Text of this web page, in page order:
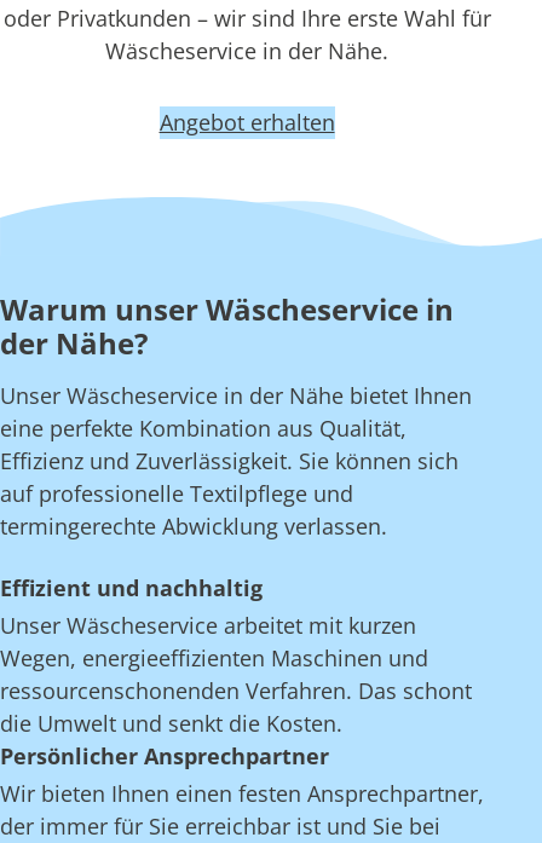
oder Privatkunden – wir sind Ihre erste Wahl für
Wäscheservice in der Nähe.
Angebot erhalten
Warum unser Wäscheservice in
der Nähe?
Unser Wäscheservice in der Nähe bietet Ihnen
eine perfekte Kombination aus Qualität,
Effizienz und Zuverlässigkeit. Sie können sich
auf professionelle Textilpflege und
termingerechte Abwicklung verlassen.
Effizient und nachhaltig
Unser Wäscheservice arbeitet mit kurzen
Wegen, energieeffizienten Maschinen und
ressourcenschonenden Verfahren. Das schont
die Umwelt und senkt die Kosten.
Persönlicher Ansprechpartner
Wir bieten Ihnen einen festen Ansprechpartner,
der immer für Sie erreichbar ist und Sie bei